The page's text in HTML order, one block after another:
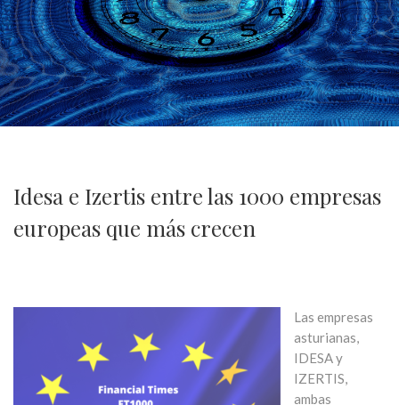
Idesa e Izertis entre las 1000 empresas
europeas que más crecen
Las empresas
asturianas,
IDESA y
IZERTIS,
ambas